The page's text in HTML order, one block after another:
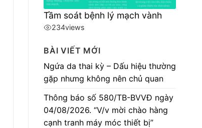
Tầm soát bệnh lý mạch vành
234views
BÀI VIẾT MỚI
Ngứa da thai kỳ – Dấu hiệu thường
gặp nhưng không nên chủ quan
Thông báo số 580/TB-BVVĐ ngày
04/08/2026. “V/v mời chào hàng
cạnh tranh máy móc thiết bị”